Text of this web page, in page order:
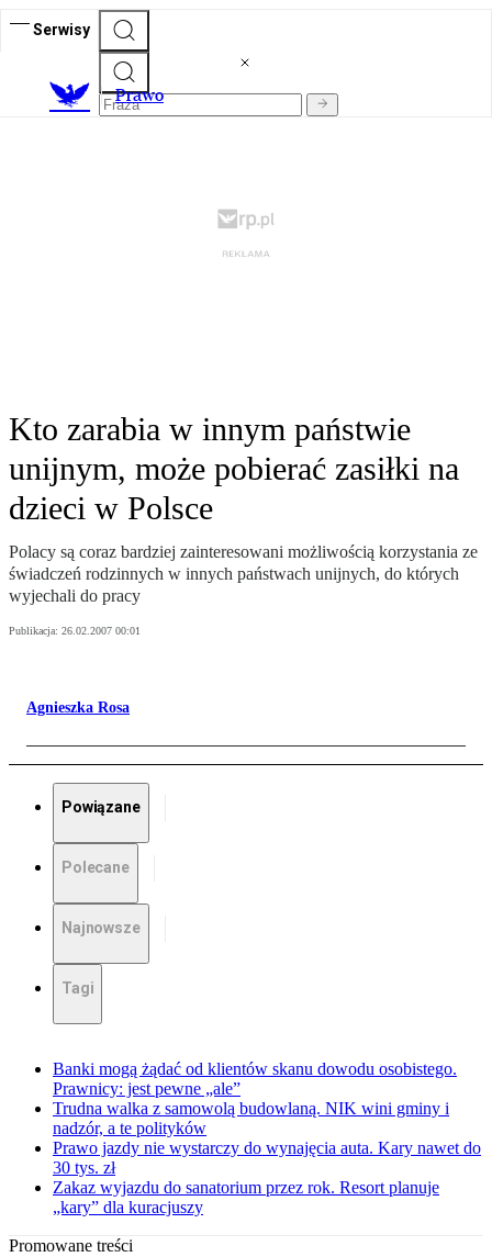
Serwisy
Prawo
Kto zarabia w innym państwie
unijnym, może pobierać zasiłki na
dzieci w Polsce
Polacy są coraz bardziej zainteresowani możliwością korzystania ze
świadczeń rodzinnych w innych państwach unijnych, do których
wyjechali do pracy
Publikacja: 26.02.2007 00:01
Agnieszka Rosa
Powiązane
Polecane
Najnowsze
Tagi
Banki mogą żądać od klientów skanu dowodu osobistego.
Prawnicy: jest pewne „ale”
Trudna walka z samowolą budowlaną. NIK wini gminy i
nadzór, a te polityków
Prawo jazdy nie wystarczy do wynajęcia auta. Kary nawet do
30 tys. zł
Zakaz wyjazdu do sanatorium przez rok. Resort planuje
„kary” dla kuracjuszy
Promowane treści